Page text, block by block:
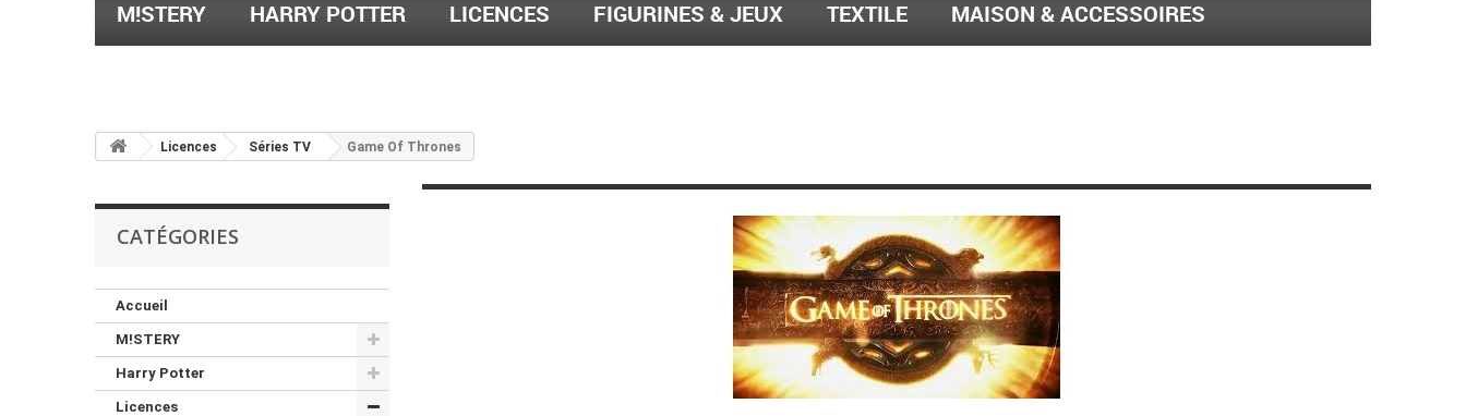
M!STERY HARRY POTTER LICENCES FIGURINES & JEUX TEXTILE
MAISON & ACCESSOIRES
Licences Séries TV Game Of Thrones
CATÉGORIES
Accueil
M!STERY
Harry Potter
Licences